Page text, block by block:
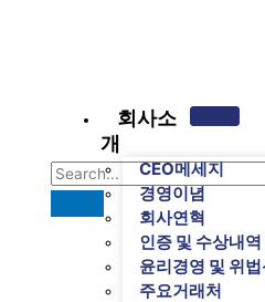
회사소
개
CEO메세지
경영이념
회사연혁
인증 및 수상내역
윤리경영 및 위
주요거래처